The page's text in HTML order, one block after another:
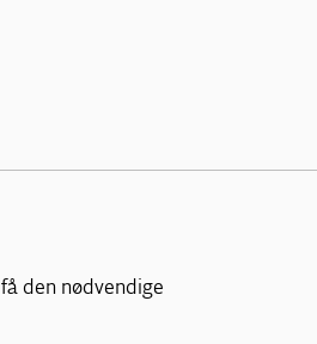
den nødvendige